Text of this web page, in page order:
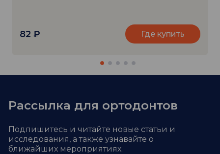
82 ₽ Где купить
Рассылка для ортодонтов
Подпишитесь и читайте новые статьи и
исследования, а также узнавайте о
ближайших мероприятиях.